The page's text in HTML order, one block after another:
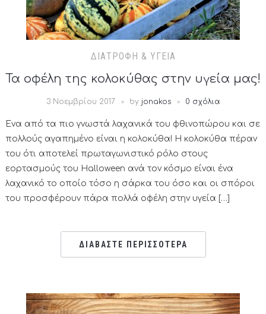
ΔΙΑΤΡΟΦΉ & ΥΓΕΊΑ
Τα οφέλη της κολοκύθας στην υγεία μας!
3 Νοεμβρίου 2017 by jonakos 0 σχόλια
Ένα από τα πιο γνωστά λαχανικά του φθινοπώρου και σε
πολλούς αγαπημένο είναι η κολοκύθα! Η κολοκύθα πέραν
του ότι αποτελεί πρωταγωνιστικό ρόλο στους
εορτασμούς του Halloween ανά τον κόσμο είναι ένα
λαχανικό το οποίο τόσο η σάρκα του όσο και οι σπόροι
του προσφέρουν πάρα πολλά οφέλη στην υγεία […]
ΔΙΑΒΑΣΤΕ ΠΕΡΙΣΣΟΤΕΡΑ